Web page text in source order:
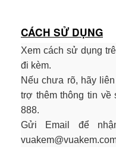
CÁCH SỬ DỤNG
Xem cách sử dụng
đi kèm.
Nếu chưa rõ, hãy
trợ thêm thông tin về
888.
Gửi Email để